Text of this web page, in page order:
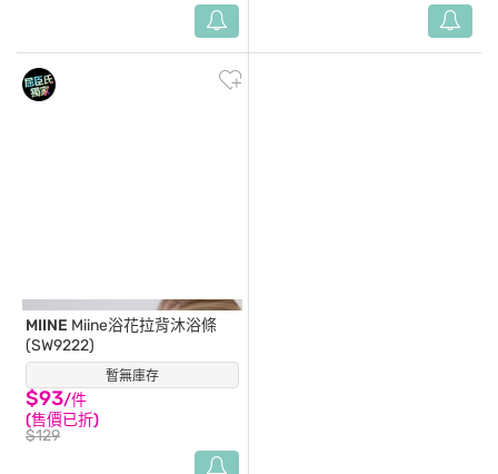
暫無庫存
MIINE Miine浴花拉背沐浴條
(SW9222)
$93/件
(售價已折)
$129
(6)